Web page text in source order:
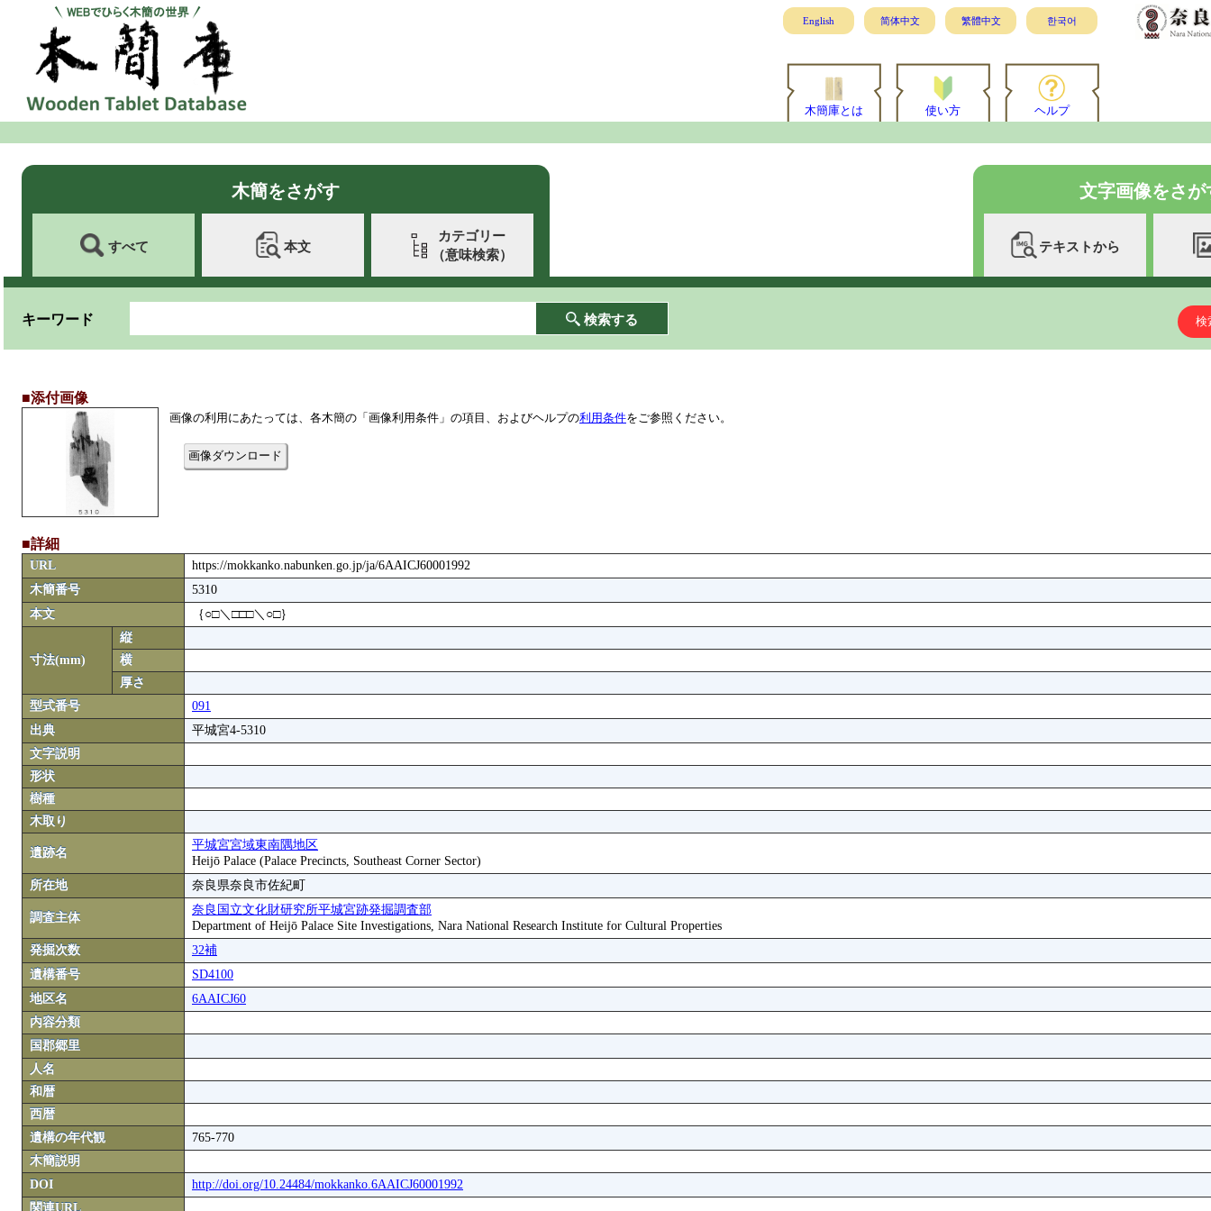
English 简体中文 繁體中文 한국어
木簡庫とは 使い方 ヘルプ
木簡をさがす
すべて 本文
カテゴリー
（意味検索）
文字画像をさが
テキストから
キーワード 検索する 検
■添付画像
画像の利用にあたっては、各木簡の「画像利用条件」の項目、およびヘルプの利用条件をご参照ください。
画像ダウンロード
■詳細
URL
https://mokkanko.nabunken.go.jp/ja/6AAICJ60001992
木簡番号
5310
本文
｛○□＼□□□＼○□｝
寸法(mm)
縦
横
厚さ
型式番号
091
出典
平城宮4-5310
文字説明
形状
樹種
木取り
遺跡名
平城宮宮域東南隅地区
Heijō Palace (Palace Precincts, Southeast Corner Sector)
所在地
奈良県奈良市佐紀町
調査主体
奈良国立文化財研究所平城宮跡発掘調査部
Department of Heijō Palace Site Investigations, Nara National Research Institute for Cultural Properties
発掘次数
32補
遺構番号
SD4100
地区名
6AAICJ60
内容分類
国郡郷里
人名
和暦
西暦
遺構の年代観
765-770
木簡説明
DOI
http://doi.org/10.24484/mokkanko.6AAICJ60001992
関連URL